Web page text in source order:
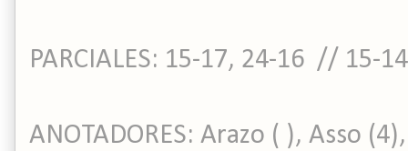
PARCIALES: 15-17, 24-16 // 15-
ANOTADORES: Arazo ( ), Asso